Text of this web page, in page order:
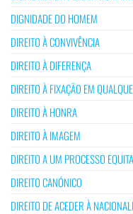
DIGNIDADE DO HOMEM
DIREITO À CONVIVÊNCIA
DIREITO À DIFERENÇA
DIREITO À FIXAÇÃO EM
DIREITO À HONRA
DIREITO À IMAGEM
DIREITO A UM PROCESSO
DIREITO CANÓNICO
DIREITO DE ACEDER À